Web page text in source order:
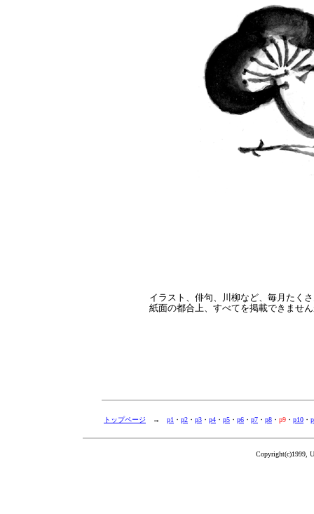
イラスト、俳句、川柳など、毎月たく
紙面の都合上、すべてを掲載できませ
トップページ → p1 ・ p2 ・ p3 ・ p4 ・ p5 ・ p6 ・ p7 ・ p8 ・ p9 ・ p10 ・
Copyright(c)1999,